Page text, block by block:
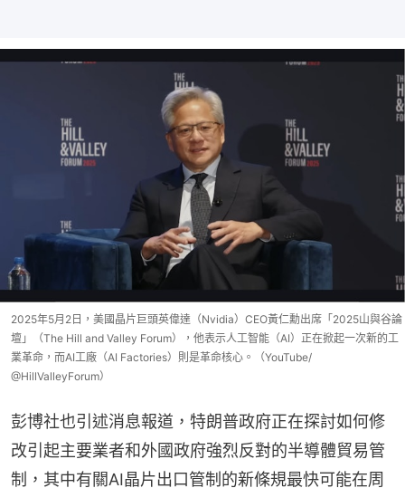
2025年5月2日，美國晶片巨頭英偉達（Nvidia）CEO黃仁勳出席「2025山與谷論
壇」（The Hill and Valley Forum），他表示人工智能（AI）正在掀起一次新的工
業革命，而AI工廠（AI Factories）則是革命核心。（YouTube/
@HillValleyForum）
彭博社也引述消息報道，特朗普政府正在探討如何修
改引起主要業者和外國政府強烈反對的半導體貿易管
制，其中有關AI晶片出口管制的新條規最快可能在周